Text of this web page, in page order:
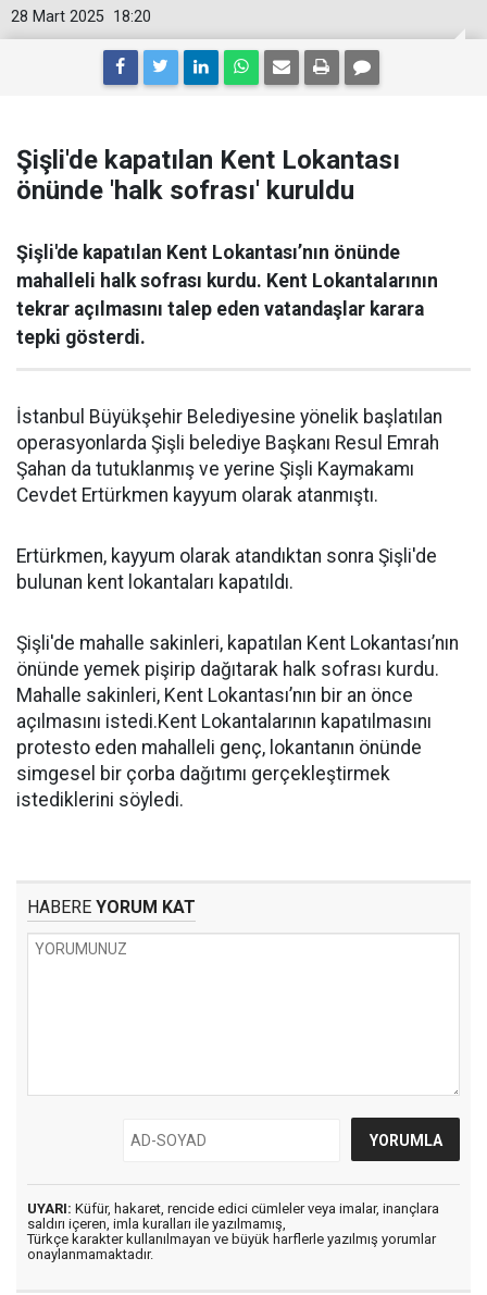
18:20
28 Mart 2025
Şişli'de kapatılan Kent Lokantası
önünde 'halk sofrası' kuruldu
Şişli'de kapatılan Kent Lokantası’nın önünde
mahalleli halk sofrası kurdu. Kent Lokantalarının
tekrar açılmasını talep eden vatandaşlar karara
tepki gösterdi.
İstanbul Büyükşehir Belediyesine yönelik başlatılan
operasyonlarda Şişli belediye Başkanı Resul Emrah
Şahan da tutuklanmış ve yerine Şişli Kaymakamı
Cevdet Ertürkmen kayyum olarak atanmıştı.
Ertürkmen, kayyum olarak atandıktan sonra Şişli'de
bulunan kent lokantaları kapatıldı.
Şişli'de mahalle sakinleri, kapatılan Kent Lokantası’nın
önünde yemek pişirip dağıtarak halk sofrası kurdu.
Mahalle sakinleri, Kent Lokantası’nın bir an önce
açılmasını istedi.Kent Lokantalarının kapatılmasını
protesto eden mahalleli genç, lokantanın önünde
simgesel bir çorba dağıtımı gerçekleştirmek
istediklerini söyledi.
HABERE YORUM KAT
UYARI: Küfür, hakaret, rencide edici cümleler veya imalar, inançlara
saldırı içeren, imla kuralları ile yazılmamış,
Türkçe karakter kullanılmayan ve büyük harflerle yazılmış yorumlar
onaylanmamaktadır.